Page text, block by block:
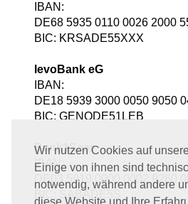
Wir nutzen Cookies auf
Einige von ihnen sind
notwendig, während andere
IBAN:
DE68 5935 0110 0026 2000
BIC: KRSADE55XXX
levoBank eG
IBAN:
DE18 5939 3000 0050 9050
BIC: GENODE51LEB
Bank1Saar
IBAN:
DE03 5919 0000 0002 9260 08
BIC: SABADE5S